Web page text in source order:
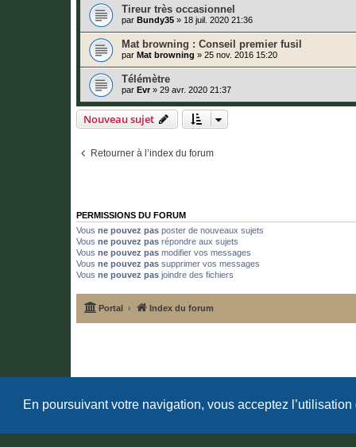
En poursuivant votre navigation, vous acceptez l’utilisation
Tireur très occasionnel
par Bundy35 » 18 juil. 2020 21:36
Mat browning : Conseil premier fusil
par Mat browning » 25 nov. 2016 15:20
Télémètre
par Evr » 29 avr. 2020 21:37
Nouveau sujet
Retourner à l’index du forum
PERMISSIONS DU FORUM
Vous ne pouvez pas poster de nouveaux sujets
Vous ne pouvez pas répondre aux sujets
Vous ne pouvez pas modifier vos messages
Vous ne pouvez pas supprimer vos messages
Vous ne pouvez pas joindre des fichiers
Portal Index du forum